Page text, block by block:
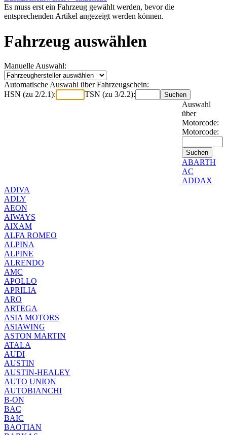
Es muss erst ein Fahrzeug gewählt werden, bevor die
entsprechenden Artikel angezeigt werden können.
Fahrzeug auswählen
Manuelle Auswahl:
Automatische Auswahl über Fahrzeugschein:
HSN (zu 2/2.1):
TSN (zu 3/2.2):
Auswahl
über
Motorcode:
Motorcode:
ABARTH
AC
ADDAX
ADIVA
ADLY
AEON
AIWAYS
AIXAM
ALFA ROMEO
ALPINA
ALPINE
ALRENDO
AMC
APOLLO
APRILIA
ARO
ARTEGA
ASIA MOTORS
ASIAWING
ASTON MARTIN
ATALA
AUDI
AUSTIN
AUSTIN-HEALEY
AUTO UNION
AUTOBIANCHI
B-ON
BAC
BAIC
BAOTIAN